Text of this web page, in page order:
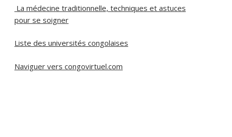
La médecine traditionnelle, techniques et astuces
pour se soigner
Liste des universités congolaises
Naviguer vers congovirtuel.com